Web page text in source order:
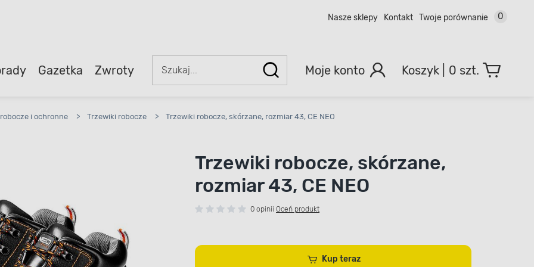
Nasze sklepy Kontakt Twoje porównanie 0
Gazetka Zwroty Moje konto 0 szt.
i ochronne > Trzewiki robocze > Trzewiki robocze, skórzane, rozmiar 43, CE NEO
Trzewiki robocze, skórzane,
rozmiar 43, CE NEO
0 opinii Oceń produkt
Kup teraz